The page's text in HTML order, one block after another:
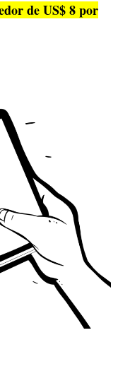
de US$ 8 por